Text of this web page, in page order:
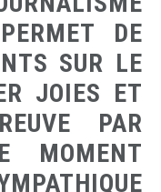
DE
SUR LE
JOIES ET
PAR
MOMENT